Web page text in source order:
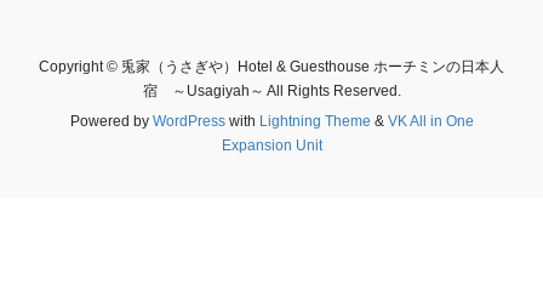
Copyright © 兎家（うさぎや）Hotel & Guesthouse ホーチミンの日本人
宿 ～Usagiyah～ All Rights Reserved.
Powered by WordPresswith Lightning Theme & VK All in One
Expansion Unit